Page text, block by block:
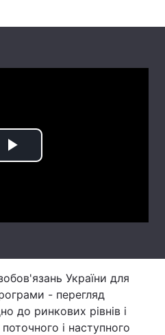
Play
України для
- перегляд
до ринкових рівнів і
і наступного